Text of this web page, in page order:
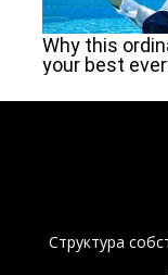
Структура